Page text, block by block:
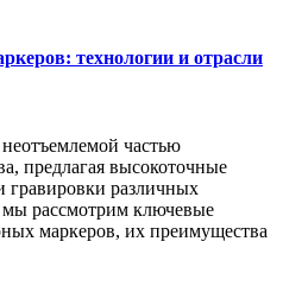
технологии и отрасли
частью
предлагая высокоточные
гравировки различных
мы рассмотрим ключевые
маркеров, их преимущества